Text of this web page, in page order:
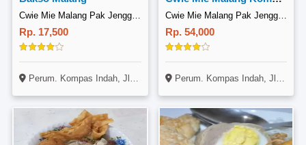
Cwie Mie Malang Pak Jenggot, Tambun Selatan
Rp. 17,500
Perum. Kompas Indah, Jl. Alamanda Raya B3 No. 8, Tambun Selatan, Bekasi
Cwie Mie Malang Pak Jenggot, Tambun Selatan
Rp. 54,000
Perum. Kompas Indah, Jl. Alamanda Raya B3 No. 8, Tambun Selatan, Bekasi